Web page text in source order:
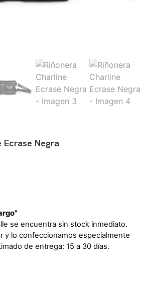
Ecrase Negra
se encuentra sin stock inmediato.
y lo confeccionamos especialmente
de entrega: 15 a 30 días.